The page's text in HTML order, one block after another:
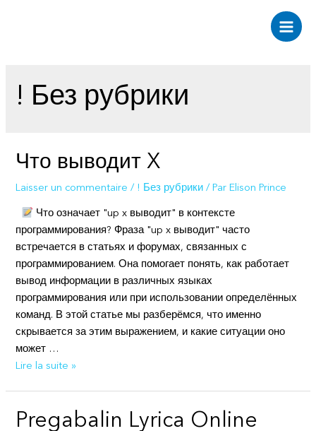
Main
! Без рубрики
Что выводит X
Laisser un commentaire / ! Без рубрики / Par Elison Prince
Что означает "up x выводит" в контексте
программирования? Фраза "up x выводит" часто
встречается в статьях и форумах, связанных с
программированием. Она помогает понять, как работает
вывод информации в различных языках
программирования или при использовании определённых
команд. В этой статье мы разберёмся, что именно
скрывается за этим выражением, и какие ситуации оно
может …
Что
Lire la suite »
Pregabalin Lyrica Online